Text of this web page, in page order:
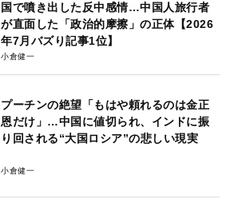
国で噴き出した反中感情…中国人旅行者
が直面した「政治的摩擦」の正体【2026
年7月バズり記事1位】
小倉健一
プーチンの絶望「もはや頼れるのは金正
恩だけ」…中国に値切られ、インドに振
り回される“大国ロシア”の悲しい現実
小倉健一